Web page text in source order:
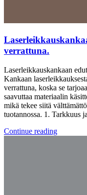
verrattuna.
Laserleikkauskankaan
Kankaan
verrattuna, koska se
saavuttaa materiaalin
mikä tekee siitä
tuotannossa. 1. Tarkkuus
Continue reading